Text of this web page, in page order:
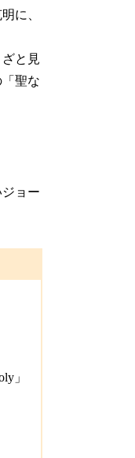
に、
と見
聖な
ョー
」